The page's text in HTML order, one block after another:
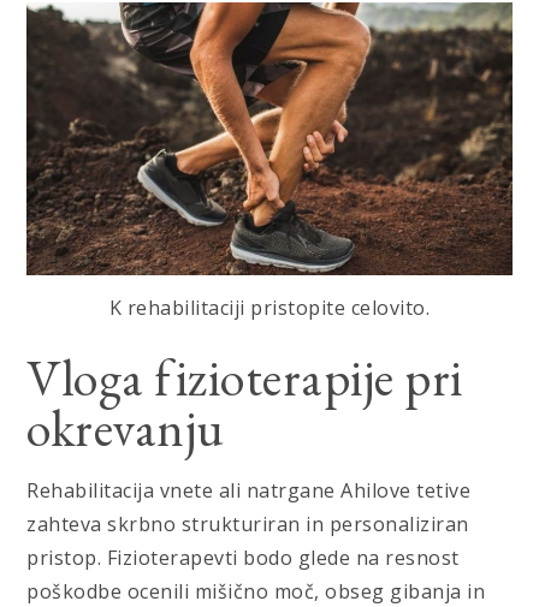
K rehabilitaciji pristopite celovito.
Vloga fizioterapije pri
okrevanju
Rehabilitacija vnete ali natrgane Ahilove tetive
zahteva skrbno strukturiran in personaliziran
pristop. Fizioterapevti bodo glede na resnost
poškodbe ocenili mišično moč, obseg gibanja in